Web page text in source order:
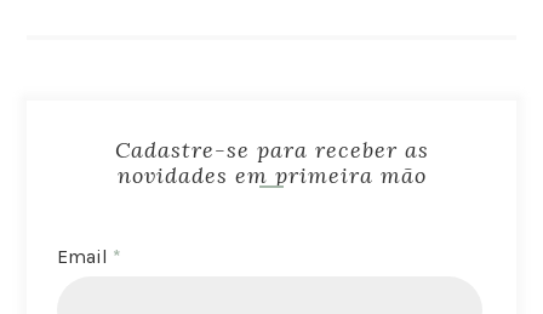
Cadastre-se para receber as
novidades em primeira mão
Email *